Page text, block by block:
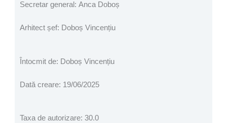
Secretar general: Anca Doboș
Arhitect șef: Doboș Vincențiu
Întocmit de: Doboș Vincențiu
Dată creare: 19/06/2025
Taxa de autorizare: 30.0